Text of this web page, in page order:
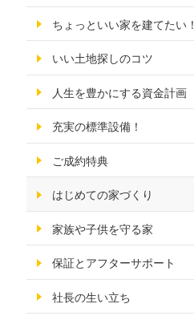
ちょっといい家を建てたい！
いい土地探しのコツ
人生を豊かにする資金計画
充実の標準設備！
ご成約特典
はじめての家づくり
家族や子供を守る家
保証とアフターサポート
社長の生い立ち